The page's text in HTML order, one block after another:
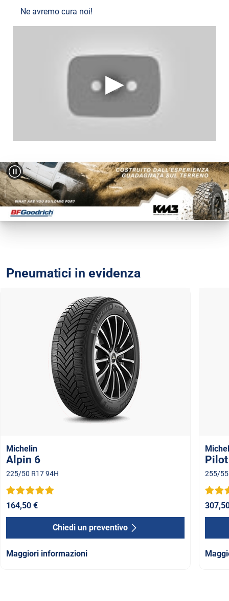
Ne avremo cura noi!
Pneumatici in evidenza
Michelin
Alpin 6
225/50 R17 94H
164,50 €
Chiedi un preventivo
Maggiori informazioni
255/55